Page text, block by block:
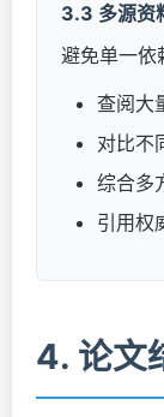
3.3 多源资
避免单一依
查阅大
对比不
综合多
引用权
4. 论文